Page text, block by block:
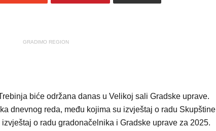
GRADIMO REGION
biće održana danas u Velikoj sali Gradske uprave.
dnevnog reda, među kojima su izvještaj o radu Skupštine
o radu gradonačelnika i Gradske uprave za 2025.